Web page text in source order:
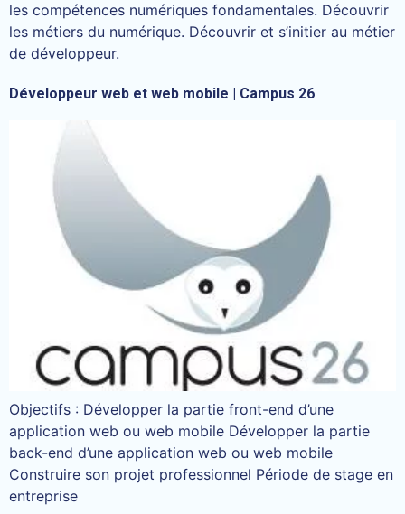
les compétences numériques fondamentales. Découvrir
les métiers du numérique. Découvrir et s’initier au métier
de développeur.
Développeur web et web mobile | Campus 26
Objectifs : Développer la partie front-end d’une
application web ou web mobile Développer la partie
back-end d’une application web ou web mobile
Construire son projet professionnel Période de stage en
entreprise